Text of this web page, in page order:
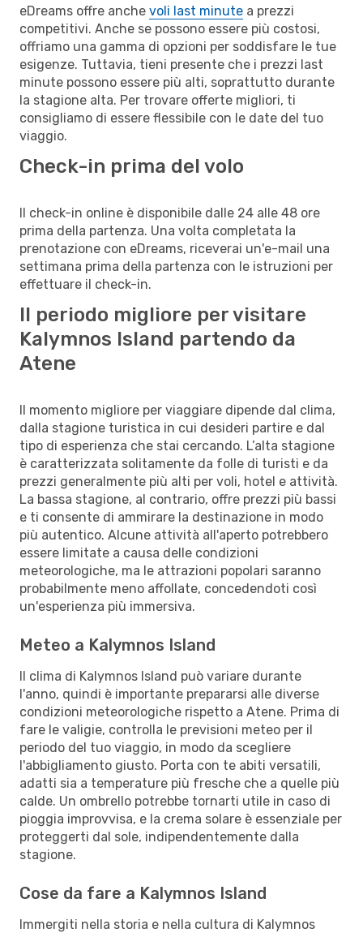
eDreams offre anche voli last minute a prezzi
competitivi. Anche se possono essere più costosi,
offriamo una gamma di opzioni per soddisfare le tue
esigenze. Tuttavia, tieni presente che i prezzi last
minute possono essere più alti, soprattutto durante
la stagione alta. Per trovare offerte migliori, ti
consigliamo di essere flessibile con le date del tuo
viaggio.
Check-in prima del volo
Il check-in online è disponibile dalle 24 alle 48 ore
prima della partenza. Una volta completata la
prenotazione con eDreams, riceverai un'e-mail una
settimana prima della partenza con le istruzioni per
effettuare il check-in.
Il periodo migliore per visitare
Kalymnos Island partendo da
Atene
Il momento migliore per viaggiare dipende dal clima,
dalla stagione turistica in cui desideri partire e dal
tipo di esperienza che stai cercando. L’alta stagione
è caratterizzata solitamente da folle di turisti e da
prezzi generalmente più alti per voli, hotel e attività.
La bassa stagione, al contrario, offre prezzi più bassi
e ti consente di ammirare la destinazione in modo
più autentico. Alcune attività all'aperto potrebbero
essere limitate a causa delle condizioni
meteorologiche, ma le attrazioni popolari saranno
probabilmente meno affollate, concedendoti così
un'esperienza più immersiva.
Meteo a Kalymnos Island
Il clima di Kalymnos Island può variare durante
l'anno, quindi è importante prepararsi alle diverse
condizioni meteorologiche rispetto a Atene. Prima di
fare le valigie, controlla le previsioni meteo per il
periodo del tuo viaggio, in modo da scegliere
l'abbigliamento giusto. Porta con te abiti versatili,
adatti sia a temperature più fresche che a quelle più
calde. Un ombrello potrebbe tornarti utile in caso di
pioggia improvvisa, e la crema solare è essenziale per
proteggerti dal sole, indipendentemente dalla
stagione.
Cose da fare a Kalymnos Island
Immergiti nella storia e nella cultura di Kalymnos